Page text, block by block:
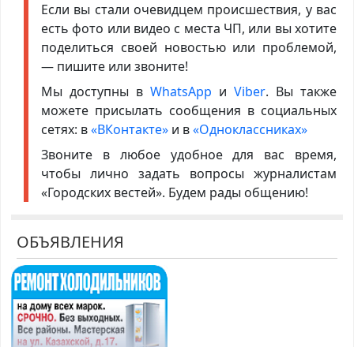
Если вы стали очевидцем происшествия, у вас
есть фото или видео с места ЧП, или вы хотите
поделиться своей новостью или проблемой,
— пишите или звоните!
Мы доступны в WhatsApp иViber. Вы также
можете присылать сообщения в социальных
сетях: в«ВКонтакте»и в«Одноклассниках»
Звоните в любое удобное для вас время,
чтобы лично задать вопросы журналистам
«Городских вестей». Будем рады общению!
ОБЪЯВЛЕНИЯ